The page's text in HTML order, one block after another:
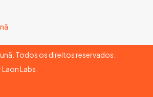
Todos os direitos reservados.
Laon Labs